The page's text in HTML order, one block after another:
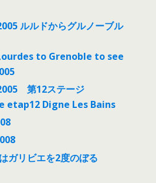
ルルドからグルノーブル
to Grenoble to see
第12ステージ
etap12 Digne Les Bains
ガリビエを2度のぼる